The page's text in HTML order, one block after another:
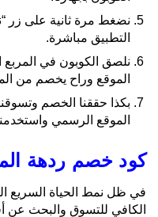
نضغط مرة ثانية على زر
التطبيق مباشرة.
نلصق الكوبون في
الموقع وراح يخصم من
بكذا حققنا الخصم
الموقع الرسمي
كود خصم ردهة
في ظل نمط الحياة السريع
الكافي للتسوق والبحث عن